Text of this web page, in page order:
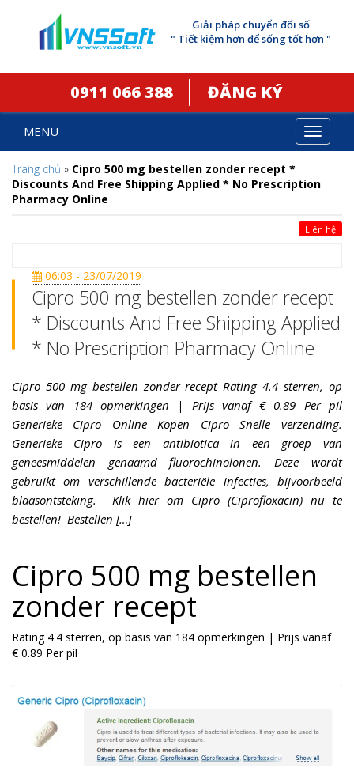
Giải pháp chuyển đổi số
" Tiết kiệm hơn để sống tốt hơn "
0911 066 388 ĐĂNG KÝ
Toggle
MENU
Trang chủ » Cipro 500 mg bestellen zonder recept *
Discounts And Free Shipping Applied * No Prescription
Pharmacy Online
Liên hệ
06:03 - 23/07/2019
Cipro 500 mg bestellen zonder recept
* Discounts And Free Shipping Applied
* No Prescription Pharmacy Online
Cipro 500 mg bestellen zonder recept Rating 4.4 sterren, op
basis van 184 opmerkingen | Prijs vanaf € 0.89 Per pil
Generieke Cipro Online Kopen Cipro Snelle verzending.
Generieke Cipro is een antibiotica in een groep van
geneesmiddelen genaamd fluorochinolonen. Deze wordt
gebruikt om verschillende bacteriële infecties, bijvoorbeeld
blaasontsteking. Klik hier om Cipro (Ciprofloxacin) nu te
bestellen! Bestellen […]
Cipro 500 mg bestellen
zonder recept
Rating 4.4 sterren, op basis van 184 opmerkingen | Prijs vanaf
€ 0.89 Per pil